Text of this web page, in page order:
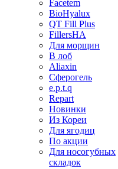
Facetem
BioHyalux
QT Fill Plus
FillersHA
Для морщин
В лоб
Aliaxin
Сферогель
e.p.t.q
Repart
Новинки
Из Кореи
Для ягодиц
По акции
Для носогубных
складок